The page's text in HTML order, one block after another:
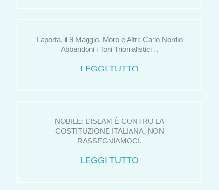
Laporta, il 9 Maggio, Moro e Altri: Carlo Nordio
Abbandoni i Toni Trionfalistici…
LEGGI TUTTO
NOBILE: L’ISLAM È CONTRO LA
COSTITUZIONE ITALIANA. NON
RASSEGNIAMOCI.
LEGGI TUTTO